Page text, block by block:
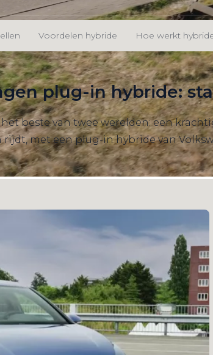
Voordelen hybride Hoe werkt
plug-in hybride:
beste van twee werelden: een
met een plug-in hybride van